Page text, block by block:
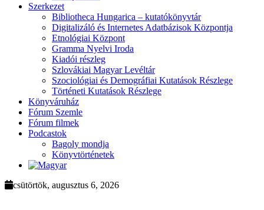
Szerkezet
Bibliotheca Hungarica – kutatókönyvtár
Digitalizáló és Internetes Adatbázisok Központja
Etnológiai Központ
Gramma Nyelvi Iroda
Kiadói részleg
Szlovákiai Magyar Levéltár
Szociológiai és Demográfiai Kutatások Részlege
Történeti Kutatások Részlege
Könyváruház
Fórum Szemle
Fórum filmek
Podcastok
Bagoly mondja
Könyvtörténetek
csütörtök, augusztus 6, 2026